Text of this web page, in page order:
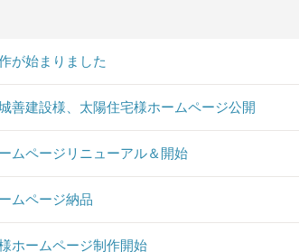
が始まりました
善建設様、太陽住宅様ホームページ公開
ムページリニューアル＆開始
ムページ納品
ホームページ制作開始